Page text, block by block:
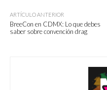
ARTÍCULO ANTERIOR
BreeCon en CDMX: Lo que debes
saber sobre convención drag